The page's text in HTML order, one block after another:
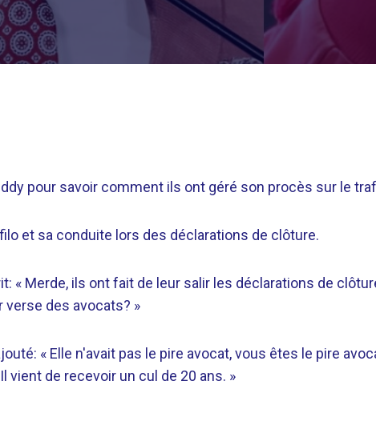
pour savoir comment ils ont géré son procès sur le
et sa conduite lors des déclarations de clôture.
« Merde, ils ont fait de leur salir les déclarations de
verse des avocats? »
« Elle n'avait pas le pire avocat, vous êtes le pire
vient de recevoir un cul de 20 ans. »